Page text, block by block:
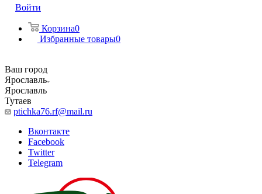
Войти
Корзина0
Избранные товары0
Ваш город
Ярославль
Ярославль
Тутаев
ptichka76.rf@mail.ru
Вконтакте
Facebook
Twitter
Telegram